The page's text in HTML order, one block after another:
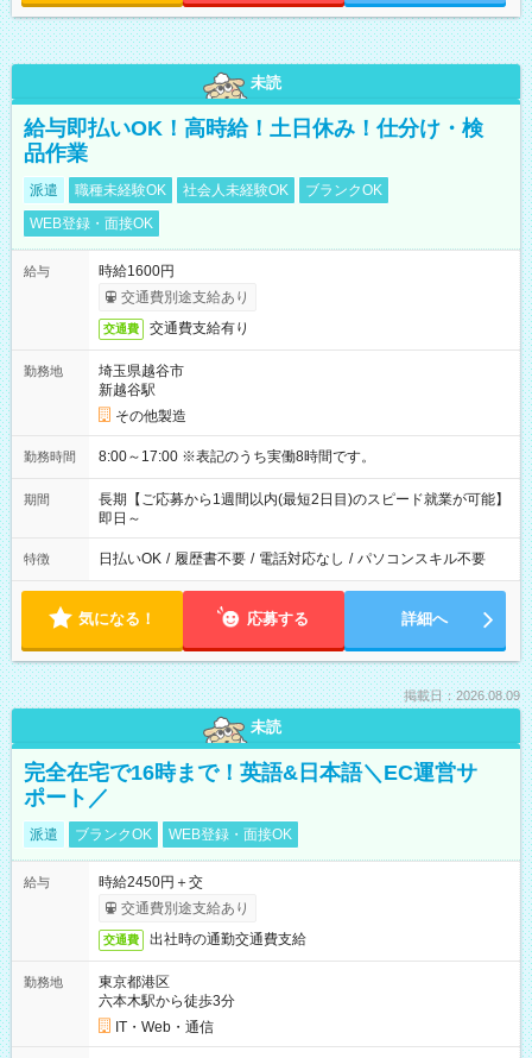
未読
給与即払いOK！高時給！土日休み！仕分け・検
品作業
派遣 職種未経験OK 社会人未経験OK
ブランクOK
WEB登録・面接OK
給与
時給1600円
交通費別途支給あり
交通費 交通費支給有り
勤務地
埼玉県越谷市
新越谷駅
その他製造
勤務時間 8:00～17:00 ※表記のうち実働8時間です。
期間
長期【ご応募から1週間以内(最短2日目)のスピード就業が可能】
即日～
特徴 日払いOK / 履歴書不要 / 電話対応なし / パソコンスキル不要
気になる！ 応募する 詳細へ
掲載日：2026.08.09
未読
完全在宅で16時まで！英語&日本語＼EC運営サ
ポート／
派遣 ブランクOK WEB登録・面接OK
給与
時給2450円＋交
交通費別途支給あり
交通費 出社時の通勤交通費支給
勤務地
東京都港区
六本木駅から徒歩3分
IT・Web・通信